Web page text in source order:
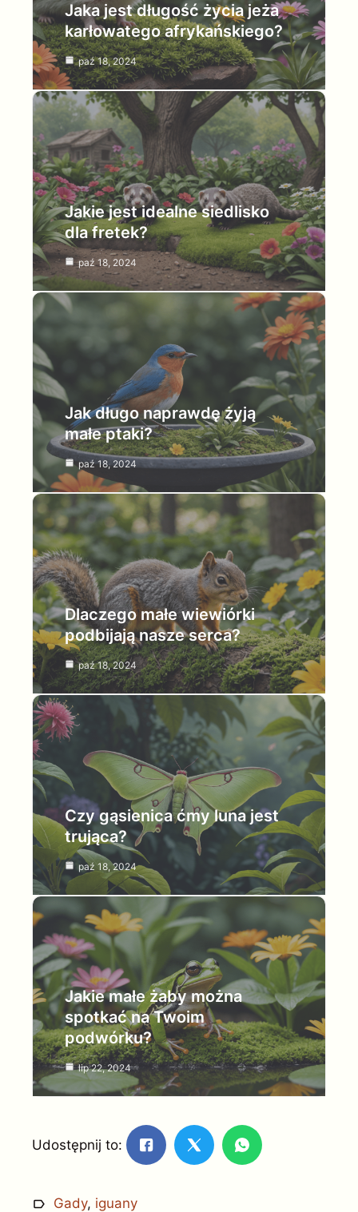
Jaka jest długość życia jeża
karłowatego afrykańskiego?
paź 18, 2024
Jakie jest idealne siedlisko
dla fretek?
paź 18, 2024
Jak długo naprawdę żyją
małe ptaki?
paź 18, 2024
Dlaczego małe wiewiórki
podbijają nasze serca?
paź 18, 2024
Czy gąsienica ćmy luna jest
trująca?
paź 18, 2024
Jakie małe żaby można
spotkać na Twoim
podwórku?
lip 22, 2024
Udostępnij to:
Gady, iguany